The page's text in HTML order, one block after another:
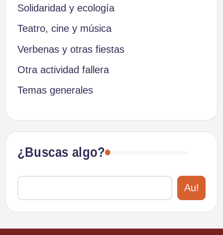
Solidaridad y ecología
Teatro, cine y música
Verbenas y otras fiestas
Otra actividad fallera
Temas generales
¿Buscas algo?
Au!